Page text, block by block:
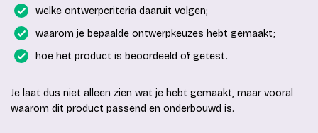
welke ontwerpcriteria daaruit volgen;
waarom je bepaalde ontwerpkeuzes hebt gemaakt;
hoe het product is beoordeeld of getest.
Je laat dus niet alleen zien wat je hebt gemaakt, maar vooral
waarom dit product passend en onderbouwd is.